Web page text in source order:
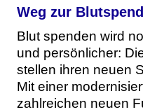
Weg zur
Blut spenden wird
und persönlicher:
stellen ihren neuen
Mit einer
zahlreichen neuen